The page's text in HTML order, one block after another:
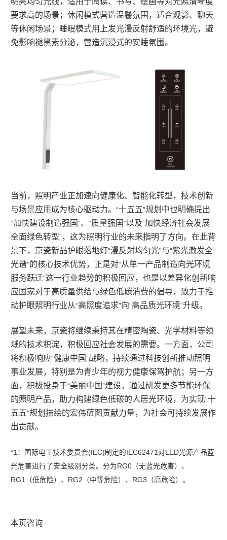
要求高的场景；休闲模式营造温馨氛围，适合观影、聊天
等休闲场景；睡眠模式用上发光漫反射舒适的环境光，避
免影响褪黑素分泌，营造沉浸式的安睡氛围。
当前，照明产业正加速向健康化、智能化转型，技术创新
与场景应用成为核心驱动力。 “十五五”规划中也明确提出
“加快建设制造强国 ”、 “质量强国 ”以及“加快经济社会发展
全面绿色转型”，这为照明行业的未来指明了方向。在此背
景下，京瓷新品护眼落地灯“漫反射均匀光”与“紫光激发全
光谱”的核心技术优势，正是对“ 从单一产品制造向光环境
服务跃迁”这一行业趋势的积极回应，也是以差异化创新响
应国家对于高质量供给与绿色低碳消费的倡导，致力于推
动护眼照明行业从“高照度追求”向“高品质光环境”升级。
展望未来，京瓷将继续秉持其在精密陶瓷、光学材料等领
域的技术积淀，积极回应社会发展的需要。一方面，公司
将积极响应“健康中国 ”战略，持续通过科技创新推动照明
事业发展，特别是为青少年的视力健康保驾护航；另一方
面，积极投身于“美丽中国 ”建设，通过研发更多节能环保
的照明产品，助力构建绿色低碳的人居光环境，为实现“十
五五”规划描绘的宏伟蓝图贡献力量，为社会可持续发展作
出贡献。
*1 ：国际电工技术委员会(IEC)制定的 IEC62471对LED光源产品蓝
光危害进行了安全级别分类。分为 RG0（无蓝光危害）、
RG1 （低危险）、 RG2 （中等危险）、 RG3 （高危险）。
本页咨询